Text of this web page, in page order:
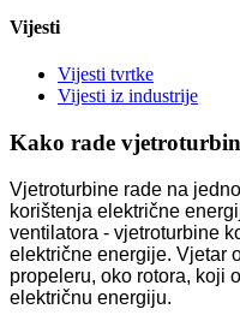
Vijesti
Vijesti tvrtke
Vijesti iz industrije
Kako rade
Vjetroturbine rade na
korištenja električne
ventilatora - vjetroturbine
električne energije. Vjetar
propeleru, oko rotora, koji
električnu energiju.